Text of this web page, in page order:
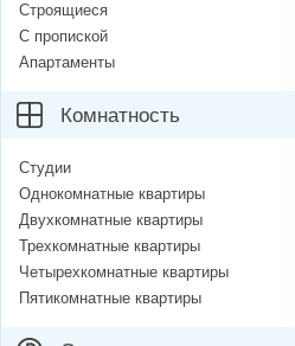
Строящиеся
С пропиской
Апартаменты
Комнатность
Студии
Однокомнатные квартиры
Двухкомнатные квартиры
Трехкомнатные квартиры
Четырехкомнатные квартиры
Пятикомнатные квартиры